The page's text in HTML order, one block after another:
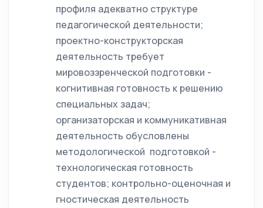
профиля адекватно структуре
педагогической деятельности;
проектно-конструкторская
деятельность требует
мировоззренческой подготовки -
когнитивная готовность к решению
специальных задач;
организаторская и коммуникативная
деятельность обусловлены
методологической подготовкой -
технологическая готовность
студентов; контрольно-оценочная и
гностическая деятельность